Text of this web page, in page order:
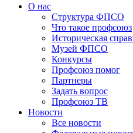
О нас
Структура ФПСО
Что такое профсоюз
Историческая
Музей ФПСО
Конкурсы
Профсоюз помог
Партнеры
Задать вопрос
Профсоюз ТВ
Новости
Все новости